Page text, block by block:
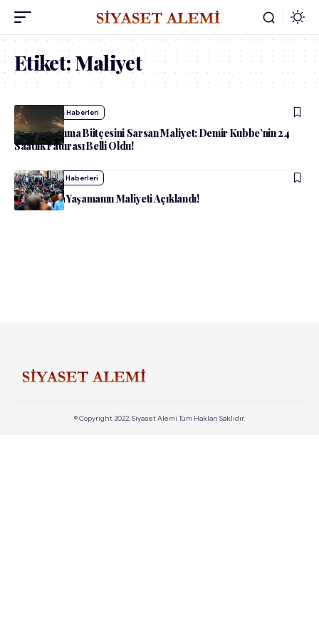
Etiket:Maliyet
admin Dünya Haberleri
İsrail Savunma Bütçesini Sarsan Maliyet: Demir Kubbe’nin 24
Saatlik Faturası Belli Oldu!
admin Yaşam Haberleri
İstanbul’da Yaşamanın Maliyeti Açıklandı!
© Copyright 2022, Siyaset Alemi Tüm Hakları Saklıdır.